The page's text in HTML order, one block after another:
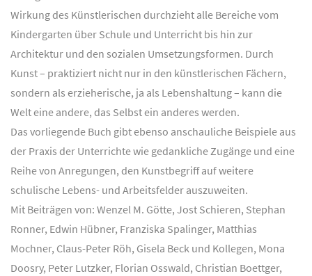
Wirkung des Künstlerischen durchzieht alle Bereiche vom
Kindergarten über Schule und Unterricht bis hin zur
Architektur und den sozialen Umsetzungsformen. Durch
Kunst – praktiziert nicht nur in den künstlerischen Fächern,
sondern als erzieherische, ja als Lebenshaltung – kann die
Welt eine andere, das Selbst ein anderes werden.
Das vorliegende Buch gibt ebenso anschauliche Beispiele aus
der Praxis der Unterrichte wie gedankliche Zugänge und eine
Reihe von Anregungen, den Kunstbegriff auf weitere
schulische Lebens- und Arbeitsfelder auszuweiten.
Mit Beiträgen von: Wenzel M. Götte, Jost Schieren, Stephan
Ronner, Edwin Hübner, Franziska Spalinger, Matthias
Mochner, Claus-Peter Röh, Gisela Beck und Kollegen, Mona
Doosry, Peter Lutzker, Florian Osswald, Christian Boettger,